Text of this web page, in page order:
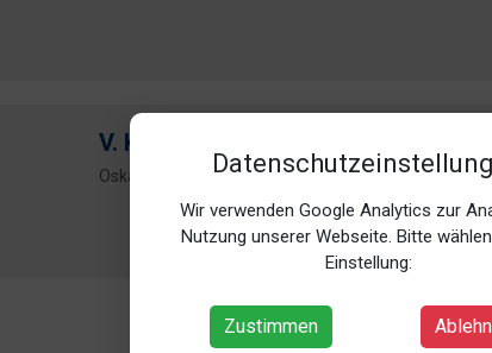
Wir verwenden Google Analytics zur
Nutzung unserer Webseite. Bitte
Einstellung:
Zustimmen
V. Krause & Söhne
Oskar-Jäger-Str. 173, 50825 Köln (Ehrenfeld)